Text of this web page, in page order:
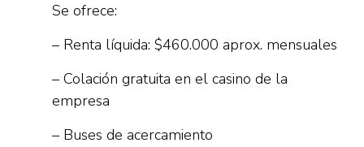
Se ofrece:
– Renta líquida: $460.000 aprox. mensuales
– Colación gratuita en el casino de la
empresa
– Buses de acercamiento